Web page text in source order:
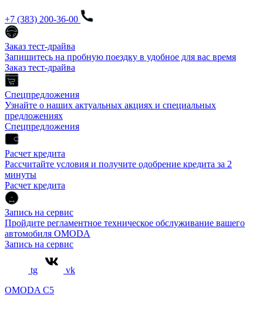
+7 (383) 200-36-00
Заказ тест-драйва
Запишитесь на пробную поездку в удобное для вас время
Заказ тест-драйва
Спецпредложения
Узнайте о наших актуальных акциях и специальных
предложениях
Спецпредложения
Расчет кредита
Рассчитайте условия и получите одобрение кредита за 2
минуты
Расчет кредита
Запись на сервис
Пройдите регламентное техническое обслуживание вашего
автомобиля OMODA
Запись на сервис
tg
vk
OMODA C5